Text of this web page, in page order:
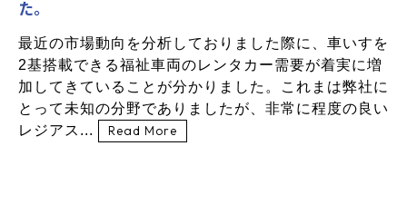
た。
最近の市場動向を分析しておりました際に、車いすを
2基搭載できる福祉車両のレンタカー需要が着実に増
加してきていることが分かりました。これまは弊社に
とって未知の分野でありましたが、非常に程度の良い
レジアス...
Read More